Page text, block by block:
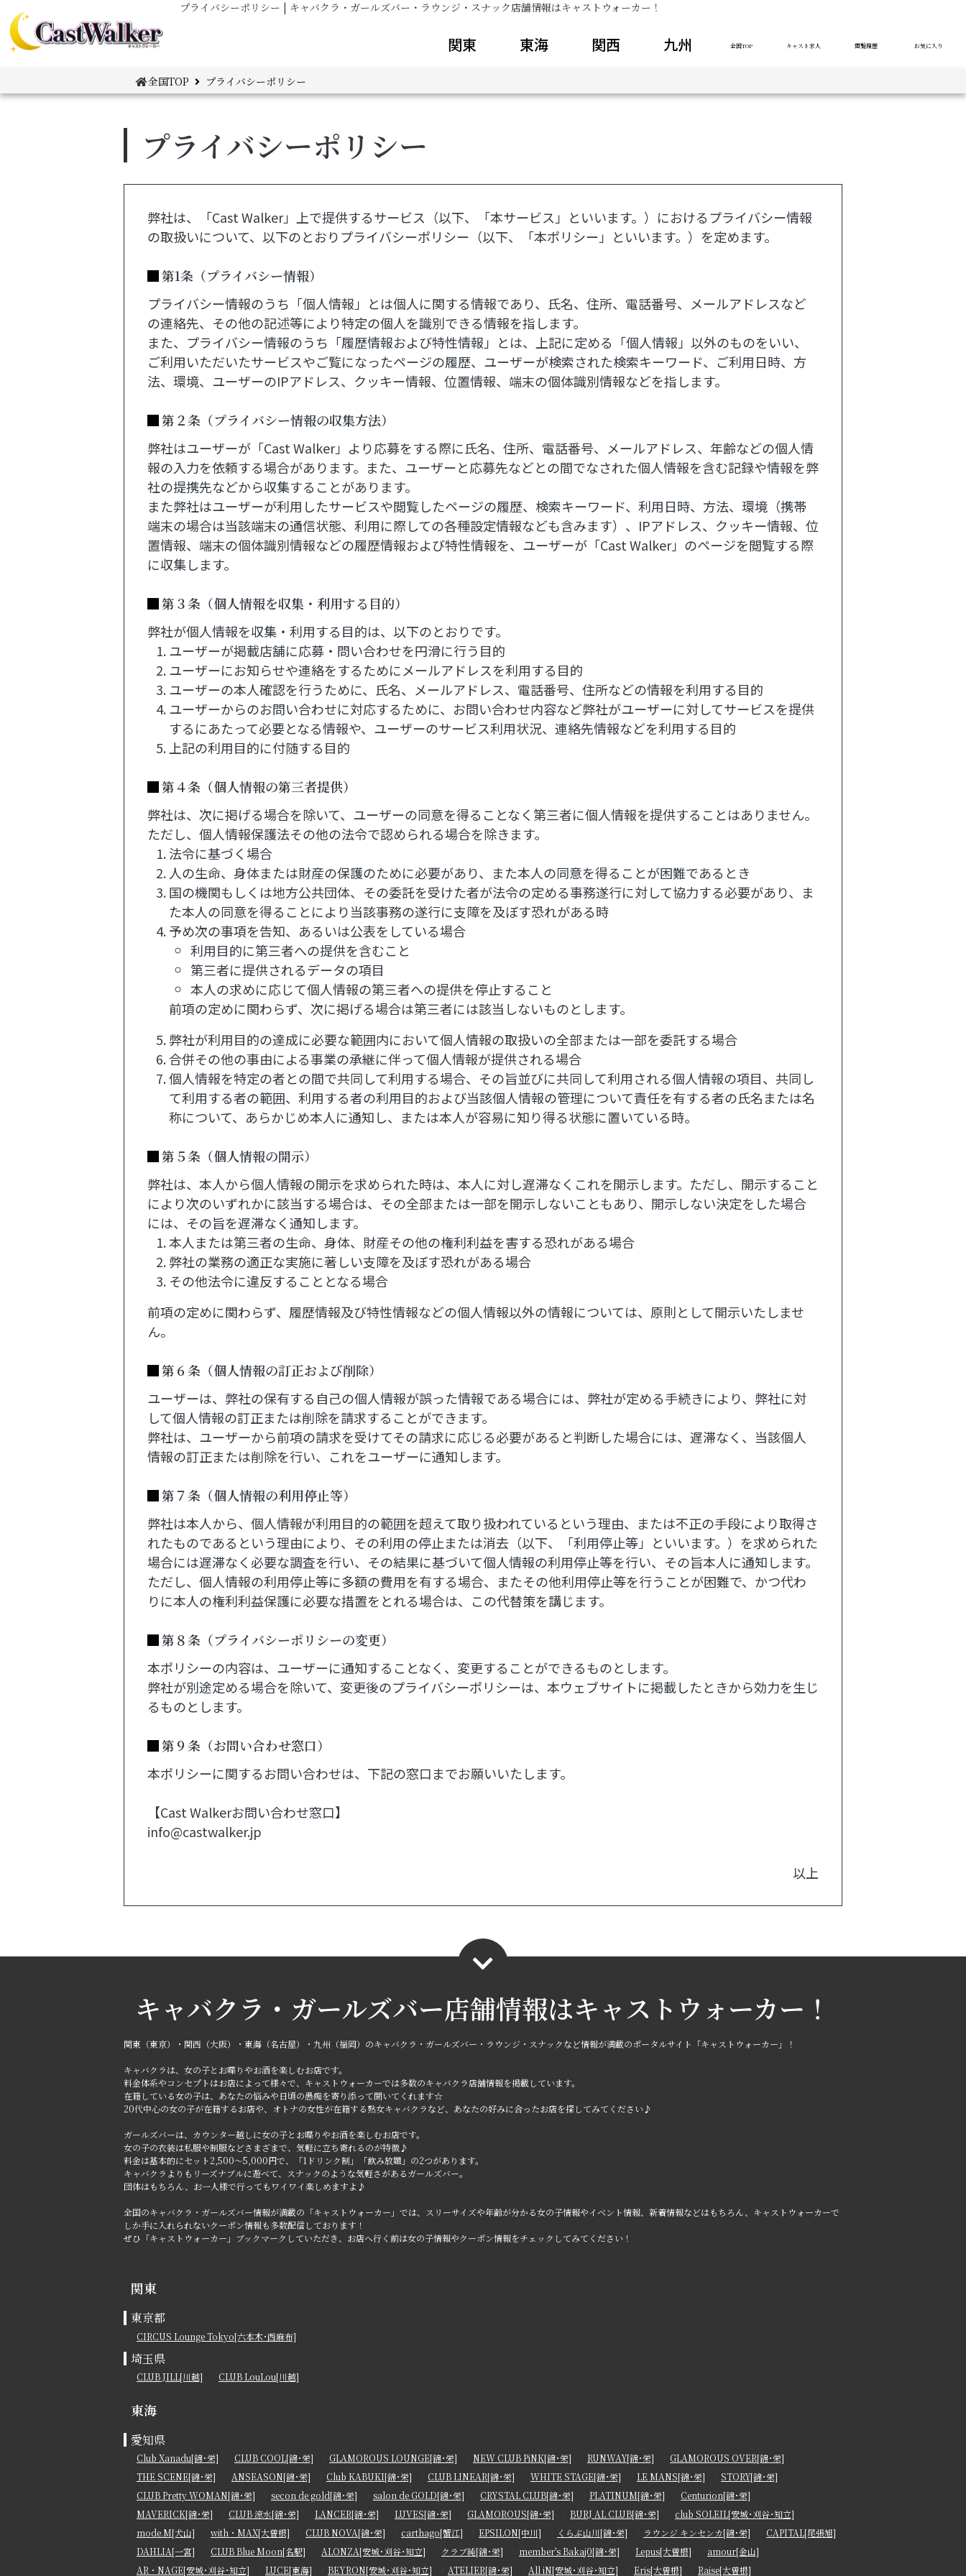
プライバシーポリシー | キャバクラ・ガールズバー・ラウンジ・スナック店舗情報はキャストウォーカー！
関東 東海 関西 九州 全国TOP キャスト求人 閲覧履歴 お気に入り
全国TOP プライバシーポリシー
プライバシーポリシー
弊社は、「Cast Walker」上で提供するサービス（以下、「本サービス」といいます。）におけるプライバシー情報
の取扱いについて、以下のとおりプライバシーポリシー（以下、「本ポリシー」といいます。）を定めます。
第1条（プライバシー情報）
プライバシー情報のうち「個人情報」とは個人に関する情報であり、氏名、住所、電話番号、メールアドレスなど
の連絡先、その他の記述等により特定の個人を識別できる情報を指します。
また、プライバシー情報のうち「履歴情報および特性情報」とは、上記に定める「個人情報」以外のものをいい、
ご利用いただいたサービスやご覧になったページの履歴、ユーザーが検索された検索キーワード、ご利用日時、方
法、環境、ユーザーのIPアドレス、クッキー情報、位置情報、端末の個体識別情報などを指します。
第２条（プライバシー情報の収集方法）
弊社はユーザーが「Cast Walker」より応募をする際に氏名、住所、電話番号、メールアドレス、年齢などの個人情
報の入力を依頼する場合があります。また、ユーザーと応募先などとの間でなされた個人情報を含む記録や情報を弊
社の提携先などから収集することがあります。
また弊社はユーザーが利用したサービスや閲覧したページの履歴、検索キーワード、利用日時、方法、環境（携帯
端末の場合は当該端末の通信状態、利用に際しての各種設定情報なども含みます）、IPアドレス、クッキー情報、位
置情報、端末の個体識別情報などの履歴情報および特性情報を、ユーザーが「Cast Walker」のページを閲覧する際
に収集します。
第３条（個人情報を収集・利用する目的）
弊社が個人情報を収集・利用する目的は、以下のとおりです。
ユーザーが掲載店舗に応募・問い合わせを円滑に行う目的
ユーザーにお知らせや連絡をするためにメールアドレスを利用する目的
ユーザーの本人確認を行うために、氏名、メールアドレス、電話番号、住所などの情報を利用する目的
ユーザーからのお問い合わせに対応するために、お問い合わせ内容など弊社がユーザーに対してサービスを提供
するにあたって必要となる情報や、ユーザーのサービス利用状況、連絡先情報などを利用する目的
上記の利用目的に付随する目的
第４条（個人情報の第三者提供）
弊社は、次に掲げる場合を除いて、ユーザーの同意を得ることなく第三者に個人情報を提供することはありません。
ただし、個人情報保護法その他の法令で認められる場合を除きます。
法令に基づく場合
人の生命、身体または財産の保護のために必要があり、また本人の同意を得ることが困難であるとき
国の機関もしくは地方公共団体、その委託を受けた者が法令の定める事務遂行に対して協力する必要があり、ま
た本人の同意を得ることにより当該事務の遂行に支障を及ぼす恐れがある時
予め次の事項を告知、あるいは公表をしている場合
利用目的に第三者への提供を含むこと
第三者に提供されるデータの項目
本人の求めに応じて個人情報の第三者への提供を停止すること
前項の定めに関わらず、次に掲げる場合は第三者には該当しないものとします。
弊社が利用目的の達成に必要な範囲内において個人情報の取扱いの全部または一部を委託する場合
合併その他の事由による事業の承継に伴って個人情報が提供される場合
個人情報を特定の者との間で共同して利用する場合、その旨並びに共同して利用される個人情報の項目、共同し
て利用する者の範囲、利用する者の利用目的および当該個人情報の管理について責任を有する者の氏名または名
称について、あらかじめ本人に通知し、または本人が容易に知り得る状態に置いている時。
第５条（個人情報の開示）
弊社は、本人から個人情報の開示を求められた時は、本人に対し遅滞なくこれを開示します。ただし、開示すること
により次のいずれかに該当する場合は、その全部または一部を開示しないこともあり、開示しない決定をした場合
には、その旨を遅滞なく通知します。
本人または第三者の生命、身体、財産その他の権利利益を害する恐れがある場合
弊社の業務の適正な実施に著しい支障を及ぼす恐れがある場合
その他法令に違反することとなる場合
前項の定めに関わらず、履歴情報及び特性情報などの個人情報以外の情報については、原則として開示いたしませ
ん。
第６条（個人情報の訂正および削除）
ユーザーは、弊社の保有する自己の個人情報が誤った情報である場合には、弊社が定める手続きにより、弊社に対
して個人情報の訂正または削除を請求することができます。
弊社は、ユーザーから前項の請求を受けてその請求に応じる必要があると判断した場合には、遅滞なく、当該個人
情報の訂正または削除を行い、これをユーザーに通知します。
第７条（個人情報の利用停止等）
弊社は本人から、個人情報が利用目的の範囲を超えて取り扱われているという理由、または不正の手段により取得さ
れたものであるという理由により、その利用の停止または消去（以下、「利用停止等」といいます。）を求められた
場合には遅滞なく必要な調査を行い、その結果に基づいて個人情報の利用停止等を行い、その旨本人に通知します。
ただし、個人情報の利用停止等に多額の費用を有する場合、またその他利用停止等を行うことが困難で、かつ代わ
りに本人の権利利益保護に必要な措置をとれる場合は、この代替策を講じます。
第８条（プライバシーポリシーの変更）
本ポリシーの内容は、ユーザーに通知することなく、変更することができるものとします。
弊社が別途定める場合を除いて、変更後のプライバシーポリシーは、本ウェブサイトに掲載したときから効力を生じ
るものとします。
第９条（お問い合わせ窓口）
本ポリシーに関するお問い合わせは、下記の窓口までお願いいたします。
【Cast Walkerお問い合わせ窓口】
info@castwalker.jp
以上
キャバクラ・ガールズバー店舗情報はキャストウォーカー！
関東（東京）・関西（大阪）・東海（名古屋）・九州（福岡）のキャバクラ・ガールズバー・ラウンジ・スナックなど情報が満載のポータルサイト「キャストウォーカー」！
キャバクラは、女の子とお喋りやお酒を楽しむお店です。
料金体系やコンセプトはお店によって様々で、キャストウォーカーでは多数のキャバクラ店舗情報を掲載しています。
在籍している女の子は、あなたの悩みや日頃の愚痴を寄り添って聞いてくれます☆
20代中心の女の子が在籍するお店や、オトナの女性が在籍する熟女キャバクラなど、あなたの好みに合ったお店を探してみてください♪
ガールズバーは、カウンター越しに女の子とお喋りやお酒を楽しむお店です。
女の子の衣装は私服や制服などさまざまで、気軽に立ち寄れるのが特徴♪
料金は基本的にセット2,500～5,000円で、「1ドリンク制」「飲み放題」の2つがあります。
キャバクラよりもリーズナブルに遊べて、スナックのような気軽さがあるガールズバー。
団体はもちろん、お一人様で行ってもワイワイ楽しめますよ♪
全国のキャバクラ・ガールズバー情報が満載の「キャストウォーカー」では、スリーサイズや年齢が分かる女の子情報やイベント情報、新着情報などはもちろん、キャストウォーカーで
しか手に入れられないクーポン情報も多数配信しております！
ぜひ「キャストウォーカー」ブックマークしていただき、お店へ行く前は女の子情報やクーポン情報をチェックしてみてください！
関東
東京都
CIRCUS Lounge Tokyo[六本木･西麻布]
埼玉県
CLUB JILL[川越] CLUB LouLou[川越]
東海
愛知県
Club Xanadu[錦･栄] CLUB COOL[錦･栄] GLAMOROUS LOUNGE[錦･栄] NEW CLUB PiNK[錦･栄] RUNWAY[錦･栄]
GLAMOROUS OVER[錦･栄]
THE SCENE[錦･栄]
ANSEASON[錦･栄] Club KABUKI[錦･栄] CLUB LINEAR[錦･栄] WHITE STAGE[錦･栄] LE MANS[錦･栄]
STORY[錦･栄]
CLUB Pretty WOMAN[錦･栄]
secon de gold[錦･栄] salon de GOLD[錦･栄] CRYSTAL CLUB[錦･栄] PLATINUM[錦･栄]
Centurion[錦･栄]
MAVERICK[錦･栄]
CLUB 涼水[錦･栄] LANCER[錦･栄] LUVES[錦･栄] GLAMOROUS[錦･栄] BURJ AL CLUB[錦･栄]
club SOLEIL[安城･刈谷･知立]
mode.M[犬山]
with・MAX[大曽根] CLUB NOVA[錦･栄] carthago[蟹江] EPSILON[中川] くらぶ山川[錦･栄] ラウンジ キンセンカ[錦･栄]
CAPITAL[尾張旭]
DAHLIA[一宮]
CLUB Blue Moon[名駅] ALONZA[安城･刈谷･知立] クラブ純[錦･栄] member's Bakaj0[錦･栄] Lepus[大曽根]
amour[金山]
AR・NAGE[安城･刈谷･知立]
LUCE[東海] BEYRON[安城･刈谷･知立] ATELIER[錦･栄] All iN[安城･刈谷･知立] Eris[大曽根] Raise[大曽根]